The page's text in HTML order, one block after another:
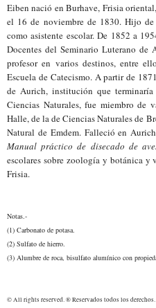
Eiben nació en Burhave, Frisia
el 16 de noviembre de 1830. Hijo
como asistente escolar. De 1852 a
Docentes del Seminario Luterano de
profesor en varios destinos, entre
Escuela de Catecismo. A partir de
de Aurich, institución que
Ciencias Naturales, fue miembro de
Halle, de la de Ciencias Naturales de
Natural de Emdem. Falleció en
Manual práctico de disecado de
escolares sobre zoología y botánica y
Frisia.
Notas.-
(1) Carbonato de potasa.
(2) Sulfato de hierro.
(3) Alumbre de roca, bisulfato alumínico con
© All rights reserved. ® Reservados todos los derechos.